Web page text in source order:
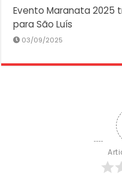
Evento Maranata 2025
para São Luís
03/09/2025